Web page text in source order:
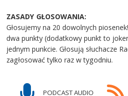
ZASADY GŁOSOWANIA:
Głosujemy na 20 dowolnych
dwa punkty (dodatkowy punkt to
jednym punkcie. Głosują słuchacze
zagłosować tylko raz w tygodniu.
PODCAST AUDIO